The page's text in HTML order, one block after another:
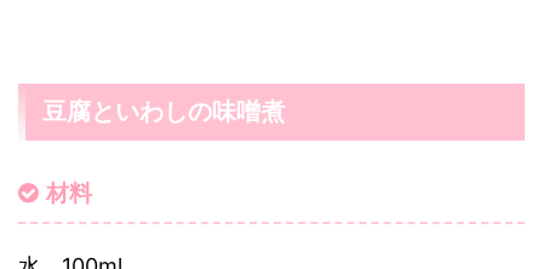
豆腐といわしの味噌煮
材料